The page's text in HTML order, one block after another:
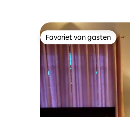
Favoriet van gasten
Favoriet van gasten